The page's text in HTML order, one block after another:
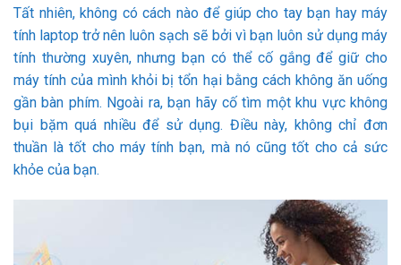
Tất nhiên, không có cách nào để giúp cho tay bạn hay máy
tính laptop trở nên luôn sạch sẽ bởi vì bạn luôn sử dụng máy
tính thường xuyên, nhưng bạn có thể cố gắng để giữ cho
máy tính của mình khỏi bị tổn hại bằng cách không ăn uống
gần bàn phím. Ngoài ra, bạn hãy cố tìm một khu vực không
bụi bặm quá nhiều để sử dụng. Điều này, không chỉ đơn
thuần là tốt cho máy tính bạn, mà nó cũng tốt cho cả sức
khỏe của bạn.